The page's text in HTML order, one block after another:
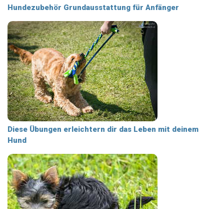
Hundezubehör Grundausstattung für Anfänger
Diese Übungen erleichtern dir das Leben mit deinem
Hund